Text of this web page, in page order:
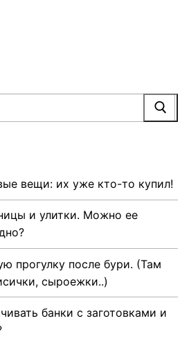
вещи: их уже кто-то купил!
и улитки. Можно ее
прогулку после бури. (Там
сыроежки..)
банки с заготовками и